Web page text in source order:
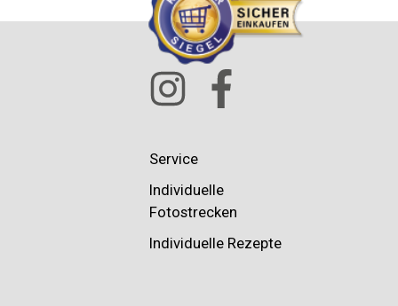
Service
Individuelle
Fotostrecken
Individuelle Rezepte